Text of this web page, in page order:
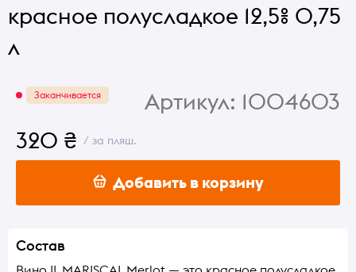
красное полусладкое 12,5% 0,75
л
Заканчивается Артикул: 1004603
320 ₴ / за пляш.
Добавить в корзину
Состав